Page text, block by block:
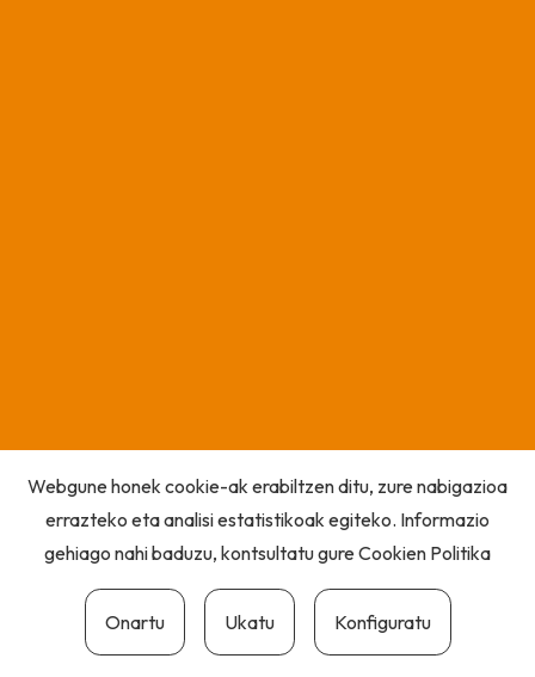
Webgune honek cookie-ak erabiltzen ditu, zure nabigazioa
errazteko eta analisi estatistikoak egiteko. Informazio
gehiago nahi baduzu, kontsultatu gureCookien Politika
Onartu Ukatu Konfiguratu